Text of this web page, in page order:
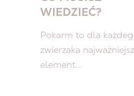
WIEDZIEĆ?
Pokarm to dla
zwierzaka
element...